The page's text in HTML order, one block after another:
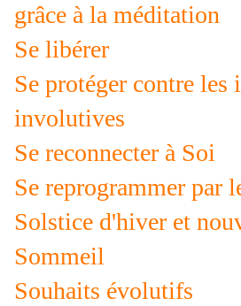
grâce à la méditation
Se libérer
Se protéger contre les
involutives
Se reconnecter à Soi
Se reprogrammer par
Solstice d'hiver et
Sommeil
Souhaits évolutifs